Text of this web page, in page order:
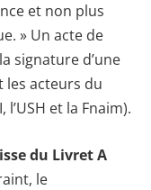
et non plus
» Un acte de
signature d’une
les acteurs du
et la Fnaim).
du Livret A
le